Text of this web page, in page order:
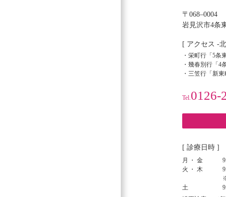
〒068–0004
岩見沢市4条
[ アクセス -
・栄町行「5条
・幾春別行「4
・三笠行「新
Tel.0126-
[ 診療日時 ]
月・金
火・木
土